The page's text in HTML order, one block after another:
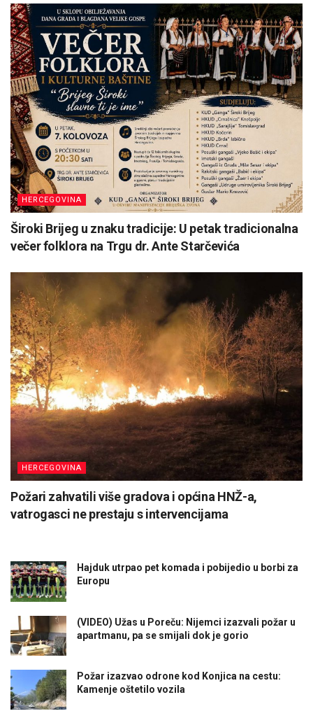
HERCEGOVINA
Široki Brijeg u znaku tradicije: U petak tradicionalna
večer folklora na Trgu dr. Ante Starčevića
HERCEGOVINA
Požari zahvatili više gradova i općina HNŽ-a,
vatrogasci ne prestaju s intervencijama
Hajduk utrpao pet komada i pobijedio u borbi za
Europu
(VIDEO) Užas u Poreču: Nijemci izazvali požar u
apartmanu, pa se smijali dok je gorio
Požar izazvao odrone kod Konjica na cestu:
Kamenje oštetilo vozila